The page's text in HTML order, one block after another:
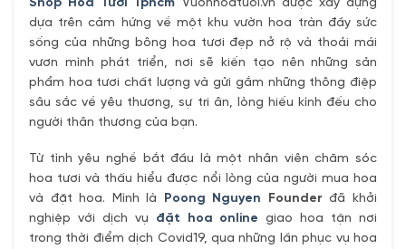
Shop Hoa Tươi Tphcm Vuonhoatuoi.vn được xây dựng
dựa trên cảm hứng về một khu vườn hoa tràn đầy sức
sống của những bông hoa tươi đẹp nở rộ và thoải mái
vươn mình phát triển, nơi sẽ kiến tạo nên những sản
phẩm hoa tươi chất lượng và gửi gắm những thông điệp
sâu sắc về yêu thương, sự tri ân, lòng hiếu kính đếu cho
người thân thương của bạn.
Từ tình yêu nghề bắt đầu là một nhân viên chăm sóc
hoa tươi và thấu hiểu được nổi lòng của người mua hoa
và đặt hoa. Mình là Poong Nguyen Founder đã khởi
nghiệp với dịch vụ đặt hoa online giao hoa tận nơi
trong thời điểm dịch Covid19, qua những lần phục vụ hoa